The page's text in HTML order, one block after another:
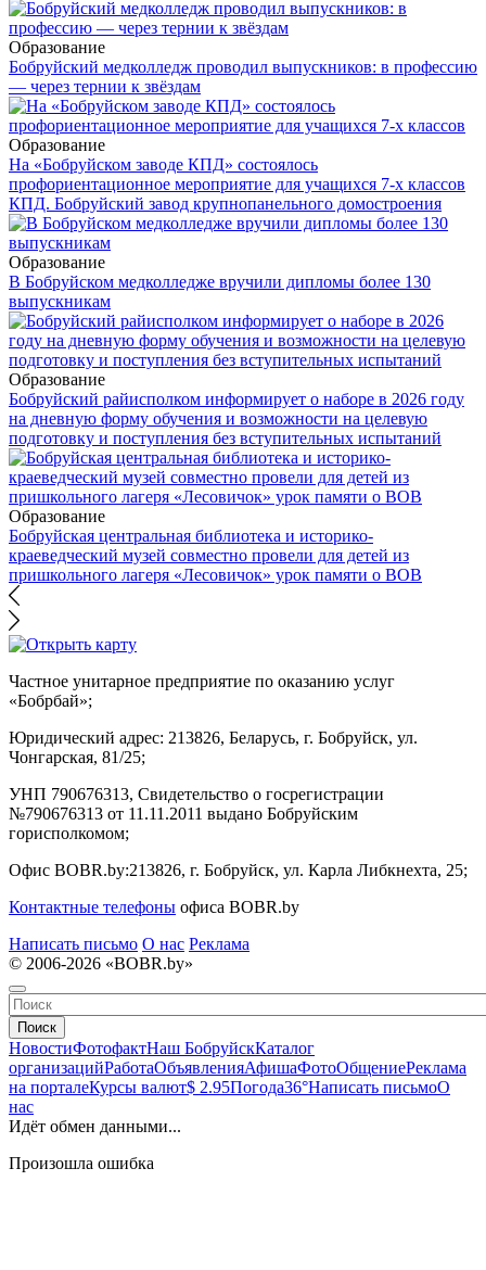
Образование
Бобруйский медколледж проводил выпускников: в профессию
— через тернии к звёздам
Образование
На «Бобруйском заводе КПД» состоялось
профориентационное мероприятие для учащихся 7-х классов
КПД. Бобруйский завод крупнопанельного домостроения
Образование
В Бобруйском медколледже вручили дипломы более 130
выпускникам
Образование
Бобруйский райисполком информирует о наборе в 2026 году
на дневную форму обучения и возможности на целевую
подготовку и поступления без вступительных испытаний
Образование
Бобруйская центральная библиотека и историко-
краеведческий музей совместно провели для детей из
пришкольного лагеря «Лесовичок» урок памяти о ВОВ
Частное унитарное предприятие по оказанию услуг
«Бобрбай»;
Юридический адрес: 213826, Беларусь, г. Бобруйск, ул.
Чонгарская, 81/25;
УНП 790676313, Свидетельство о госрегистрации
№790676313 от 11.11.2011 выдано Бобруйским
горисполкомом;
Офис BOBR.by:213826, г. Бобруйск, ул. Карла Либкнехта, 25;
Контактные телефоны офиса BOBR.by
Написать письмо О нас Реклама
© 2006-2026 «BOBR.by»
Поиск
НовостиФотофактНаш БобруйскКаталог
организацийРаботаОбъявленияАфишаФотоОбщениеРеклама
на порталеКурсы валют$ 2.95Погода36°Написать письмоО
нас
Идёт обмен данными...
Произошла ошибка